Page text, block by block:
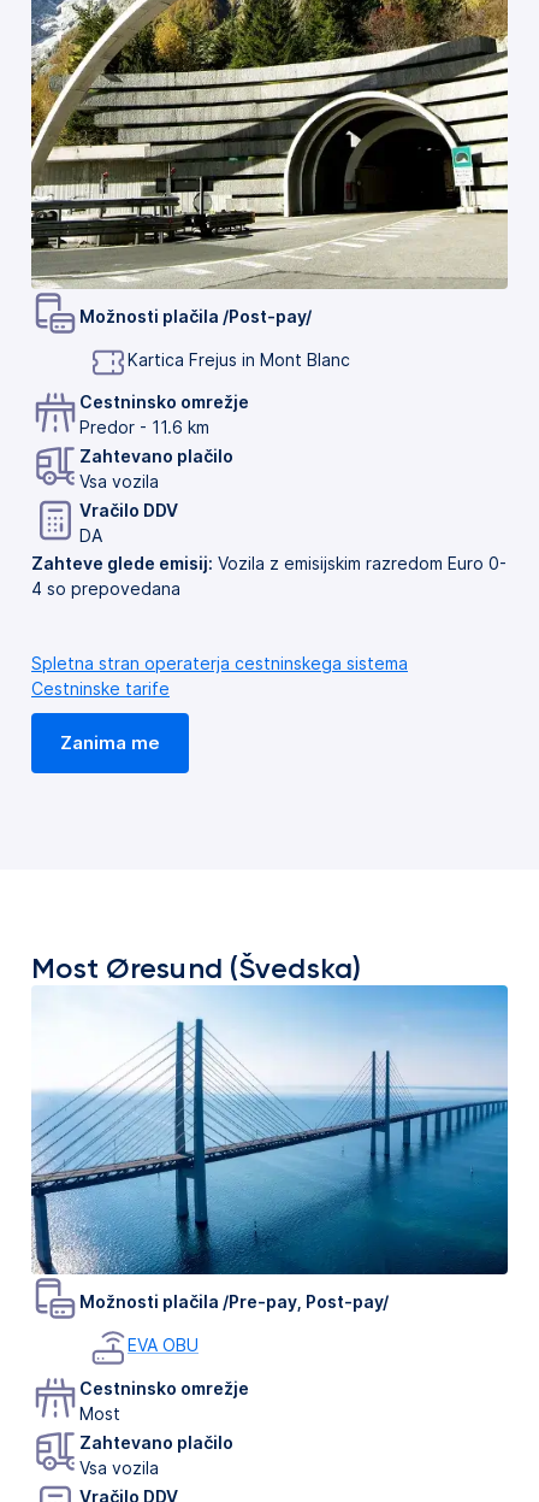
Možnosti plačila /Post-pay/
Kartica Frejus in Mont Blanc
Cestninsko omrežje
Predor - 11.6 km
Zahtevano plačilo
Vsa vozila
Vračilo DDV
DA
Zahteve glede emisij: Vozila z emisijskim razredom Euro 0-
4 so prepovedana
Spletna stran operaterja cestninskega sistema
Cestninske tarife
Zanima me
Most Øresund (Švedska)
Možnosti plačila /Pre-pay, Post-pay/
EVA OBU
Cestninsko omrežje
Most
Zahtevano plačilo
Vsa vozila
Vračilo DDV